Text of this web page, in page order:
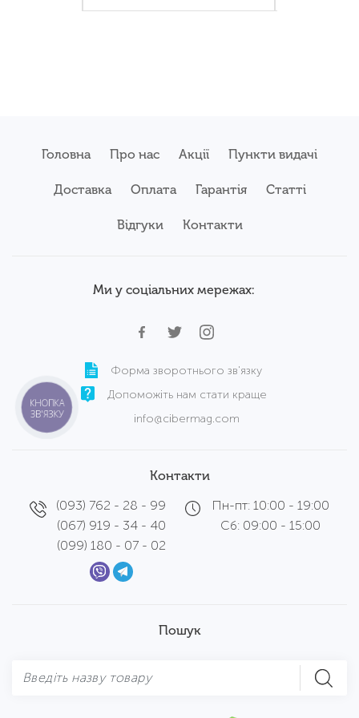
Головна Про нас Акції Пункти видачі
Доставка Оплата Гарантія Статті
Відгуки Контакти
Ми у соціальних мережах:
Форма зворотнього зв'язку
Допоможіть нам стати краще
info@cibermag.com
Контакти
(093) 762 - 28 - 99
(067) 919 - 34 - 40
(099) 180 - 07 - 02
Пн-пт: 10:00 - 19:00
Сб: 09:00 - 15:00
Пошук
КНОПКА
ЗВ'ЯЗКУ